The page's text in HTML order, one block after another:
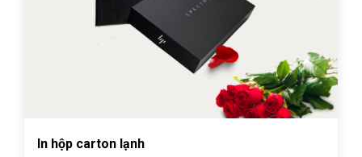
In hộp carton lạnh